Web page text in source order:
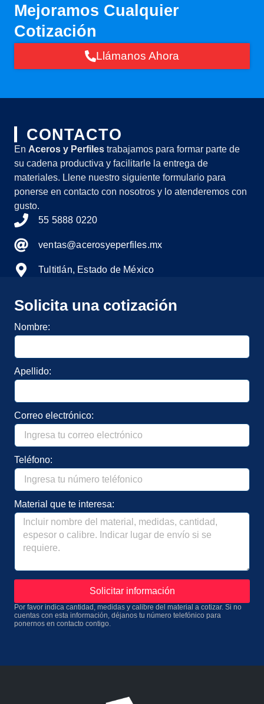
Mejoramos Cualquier
Cotización
Llámanos Ahora
CONTACTO
En Aceros y Perfiles trabajamos para formar parte de
su cadena productiva y facilitarle la entrega de
materiales. Llene nuestro siguiente formulario para
ponerse en contacto con nosotros y lo atenderemos con
gusto.
55 5888 0220
ventas@acerosyeperfiles.mx
Tultitlán, Estado de México
Solicita una cotización
Nombre:
Apellido:
Correo electrónico:
Teléfono:
Material que te interesa:
Solicitar información
Por favor indica cantidad, medidas y calibre del material a cotizar. Si no
cuentas con esta información, déjanos tu número telefónico para
ponernos en contacto contigo.